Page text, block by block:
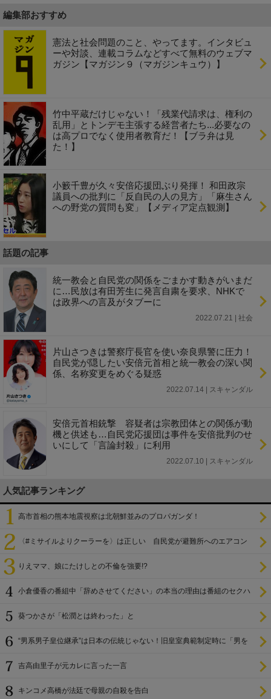
編集部おすすめ
憲法と社会問題のこと、やってます。インタビュ
ーや対談、連載コラムなどすべて無料のウェブマ
ガジン【マガジン９（マガジンキュウ）】
竹中平蔵だけじゃない！「残業代請求は、権利の
乱用」とトンデモ主張する経営者たち...必要なの
は高プロでなく使用者教育だ！【ブラ弁は見
た！】
小籔千豊が久々安倍応援団ぶり発揮！ 和田政宗
議員への批判に「反自民の人の見方」「麻生さん
への野党の質問も変」【メディア定点観測】
話題の記事
統一教会と自民党の関係をごまかす動きがいまだ
に…民放は有田芳生に発言自粛を要求、NHKで
は政界への言及がタブーに
2022.07.21 | 社会
片山さつきは警察庁長官を使い奈良県警に圧力！
自民党が隠したい安倍元首相と統一教会の深い関
係、名称変更をめぐる疑惑
2022.07.14 | スキャンダル
安倍元首相銃撃 容疑者は宗教団体との関係が動
機と供述も…自民党応援団は事件を安倍批判のせ
いにして「言論封殺」に利用
2022.07.10 | スキャンダル
人気記事ランキング
高市首相の熊本地震視察は北朝鮮並みのプロパガンダ！
〈#ミサイルよりクーラーを〉は正しい 自民党が避難所へのエアコン
りえママ、娘にたけしとの不倫を強要!?
小倉優香の番組中「辞めさせてください」の本当の理由は番組のセクハ
葵つかさが「松潤とは終わった」と
“男系男子皇位継承”は日本の伝統じゃない！旧皇室典範制定時に「男を
吉高由里子が元カレに言った一言
キンコメ高橋が法廷で母親の自殺を告白